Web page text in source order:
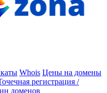
Whois Цены на домены
регистрация /
доменов